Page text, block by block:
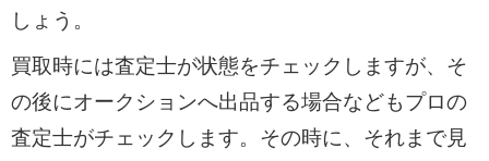
しょう。
買取時には査定士が状態をチェックしますが、そ
の後にオークションへ出品する場合などもプロの
査定士がチェックします。その時に、それまで見